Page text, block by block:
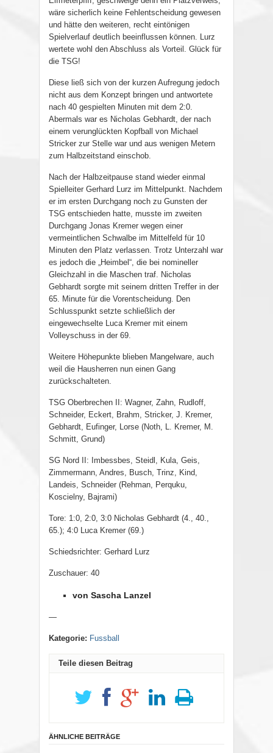
wäre sicherlich keine Fehlentscheidung gewesen
und hätte den weiteren, recht eintönigen
Spielverlauf deutlich beeinflussen können. Lurz
wertete wohl den Abschluss als Vorteil. Glück für
die TSG!
Diese ließ sich von der kurzen Aufregung jedoch
nicht aus dem Konzept bringen und antwortete
nach 40 gespielten Minuten mit dem 2:0.
Abermals war es Nicholas Gebhardt, der nach
einem verunglückten Kopfball von Michael
Stricker zur Stelle war und aus wenigen Metern
zum Halbzeitstand einschob.
Nach der Halbzeitpause stand wieder einmal
Spielleiter Gerhard Lurz im Mittelpunkt. Nachdem
er im ersten Durchgang noch zu Gunsten der
TSG entschieden hatte, musste im zweiten
Durchgang Jonas Kremer wegen einer
vermeintlichen Schwalbe im Mittelfeld für 10
Minuten den Platz verlassen. Trotz Unterzahl war
es jedoch die „Heimbel“, die bei nomineller
Gleichzahl in die Maschen traf. Nicholas
Gebhardt sorgte mit seinem dritten Treffer in der
65. Minute für die Vorentscheidung. Den
Schlusspunkt setzte schließlich der
eingewechselte Luca Kremer mit einem
Volleyschuss in der 69.
Weitere Höhepunkte blieben Mangelware, auch
weil die Hausherren nun einen Gang
zurückschalteten.
TSG Oberbrechen II: Wagner, Zahn, Rudloff,
Schneider, Eckert, Brahm, Stricker, J. Kremer,
Gebhardt, Eufinger, Lorse (Noth, L. Kremer, M.
Schmitt, Grund)
SG Nord II: Imbessbes, Steidl, Kula, Geis,
Zimmermann, Andres, Busch, Trinz, Kind,
Landeis, Schneider (Rehman, Perquku,
Koscielny, Bajrami)
Tore: 1:0, 2:0, 3:0 Nicholas Gebhardt (4., 40.,
65.); 4:0 Luca Kremer (69.)
Schiedsrichter: Gerhard Lurz
Zuschauer: 40
von Sascha Lanzel
—
Kategorie: Fussball
Teile diesen Beitrag
ÄHNLICHE BEITRÄGE